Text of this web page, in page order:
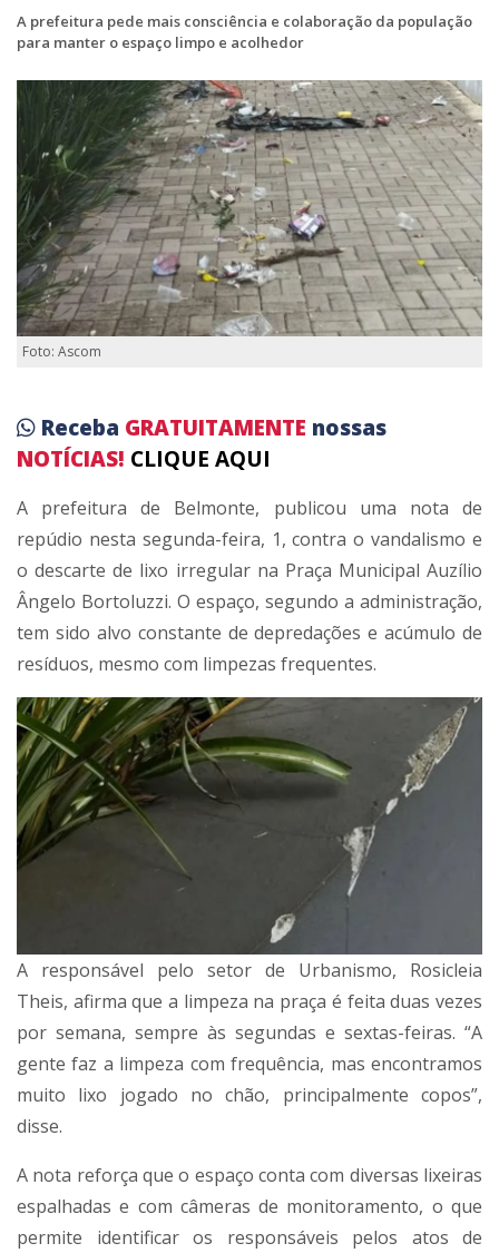
A prefeitura pede mais consciência e colaboração da população
para manter o espaço limpo e acolhedor
Foto: Ascom
Receba GRATUITAMENTE nossas
NOTÍCIAS! CLIQUE AQUI
A prefeitura de Belmonte, publicou uma nota de
repúdio nesta segunda-feira, 1, contra o vandalismo e
o descarte de lixo irregular na Praça Municipal Auzílio
Ângelo Bortoluzzi. O espaço, segundo a administração,
tem sido alvo constante de depredações e acúmulo de
resíduos, mesmo com limpezas frequentes.
A responsável pelo setor de Urbanismo, Rosicleia
Theis, afirma que a limpeza na praça é feita duas vezes
por semana, sempre às segundas e sextas-feiras. “A
gente faz a limpeza com frequência, mas encontramos
muito lixo jogado no chão, principalmente copos”,
disse.
A nota reforça que o espaço conta com diversas lixeiras
espalhadas e com câmeras de monitoramento, o que
permite identificar os responsáveis pelos atos de